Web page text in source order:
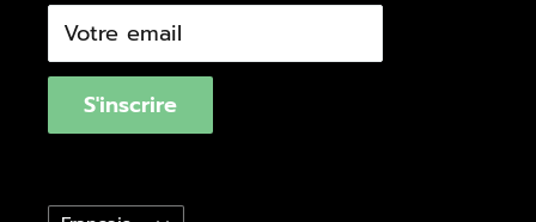
Votre email
S'inscrire